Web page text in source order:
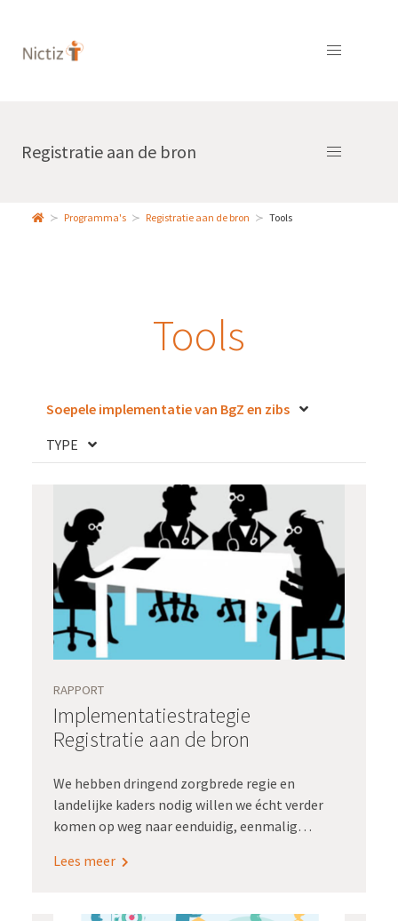
Registratie aan de bron
Programma's Registratie aan de bron Tools
Tools
Soepele implementatie van BgZ en zibs
TYPE
RAPPORT
Implementatiestrategie
Registratie aan de bron
We hebben dringend zorgbrede regie en
landelijke kaders nodig willen we écht verder
komen op weg naar eenduidig, eenmalig
duidelijk lieten ze deze hartenkreet horen, de
Implementatiestrategie.
Lees meer